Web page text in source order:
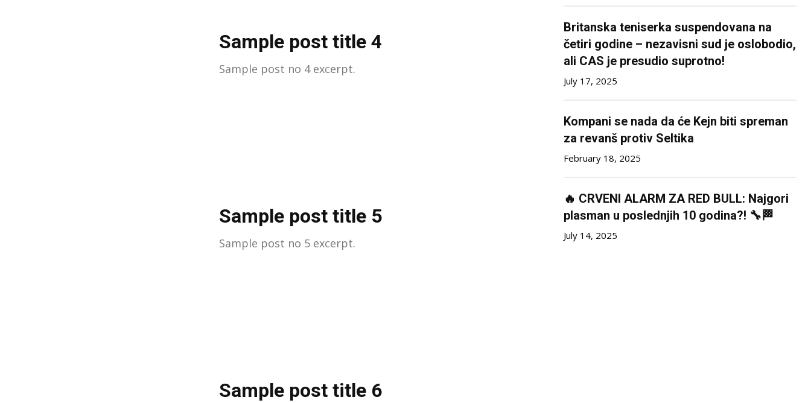
Sample post title 4
Sample post no 4 excerpt.
Sample post title 5
Sample post no 5 excerpt.
Sample post title 6
Britanska teniserka suspendovana na
četiri godine – nezavisni sud je oslobodio,
ali CAS je presudio suprotno!
July 17, 2025
Kompani se nada da će Kejn biti spreman
za revanš protiv Seltika
February 18, 2025
🔥 CRVENI ALARM ZA RED BULL: Najgori
plasman u poslednjih 10 godina?! 🔧🏁
July 14, 2025